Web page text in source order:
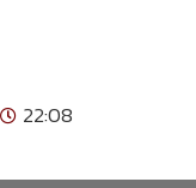
22:08